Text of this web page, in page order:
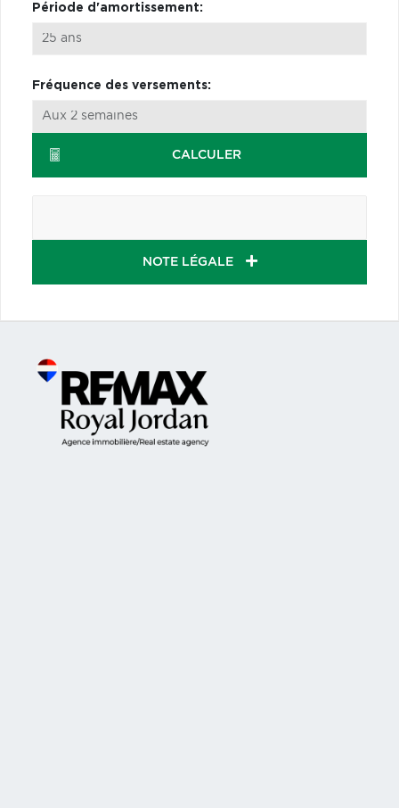
Période d'amortissement:
Fréquence des versements:
CALCULER
NOTE LÉGALE